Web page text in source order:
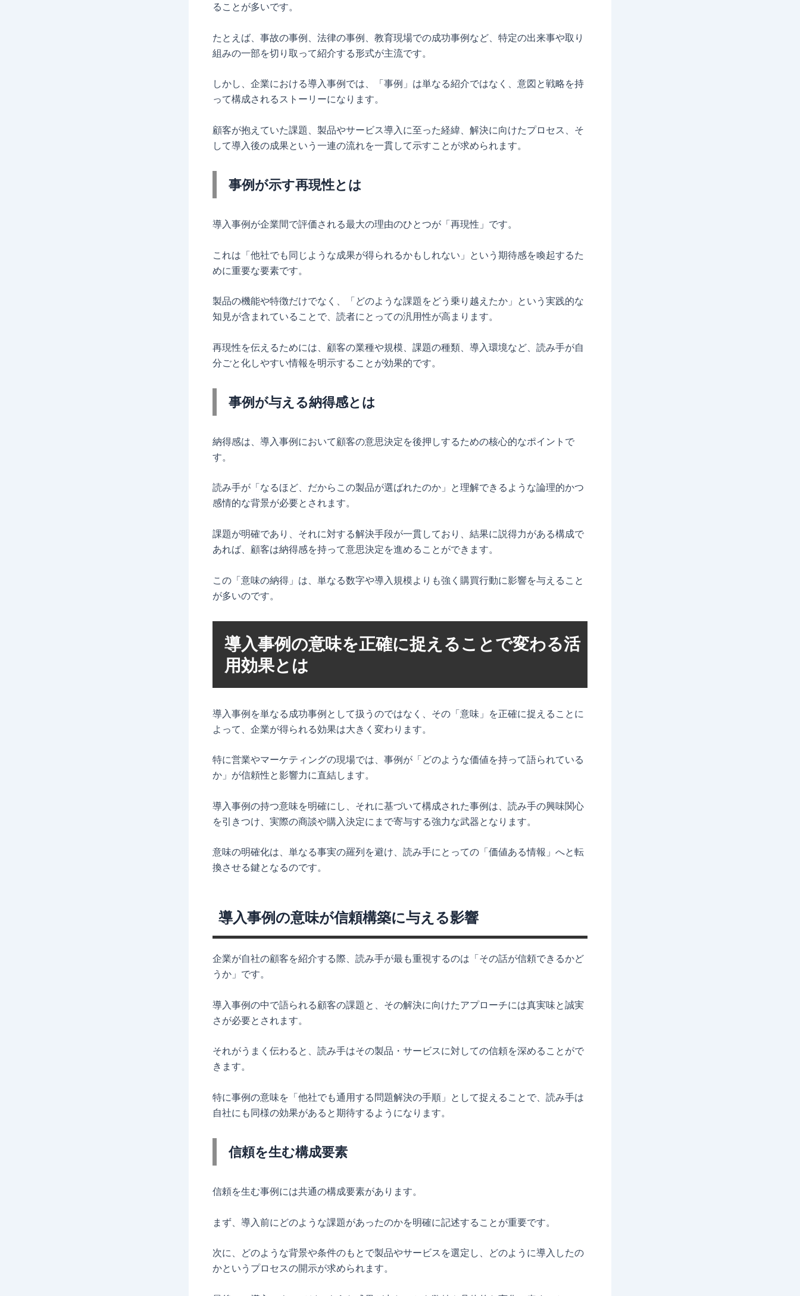
ることが多いです。
たとえば、事故の事例、法律の事例、教育現場での成功事例など、特定の出来事や取り
組みの一部を切り取って紹介する形式が主流です。
しかし、企業における導入事例では、「事例」は単なる紹介ではなく、意図と戦略を持
って構成されるストーリーになります。
顧客が抱えていた課題、製品やサービス導入に至った経緯、解決に向けたプロセス、そ
して導入後の成果という一連の流れを一貫して示すことが求められます。
事例が示す再現性とは
導入事例が企業間で評価される最大の理由のひとつが「再現性」です。
これは「他社でも同じような成果が得られるかもしれない」という期待感を喚起するた
めに重要な要素です。
製品の機能や特徴だけでなく、「どのような課題をどう乗り越えたか」という実践的な
知見が含まれていることで、読者にとっての汎用性が高まります。
再現性を伝えるためには、顧客の業種や規模、課題の種類、導入環境など、読み手が自
分ごと化しやすい情報を明示することが効果的です。
事例が与える納得感とは
納得感は、導入事例において顧客の意思決定を後押しするための核心的なポイントで
す。
読み手が「なるほど、だからこの製品が選ばれたのか」と理解できるような論理的かつ
感情的な背景が必要とされます。
課題が明確であり、それに対する解決手段が一貫しており、結果に説得力がある構成で
あれば、顧客は納得感を持って意思決定を進めることができます。
この「意味の納得」は、単なる数字や導入規模よりも強く購買行動に影響を与えること
が多いのです。
導入事例の意味を正確に捉えることで変わる活
用効果とは
導入事例を単なる成功事例として扱うのではなく、その「意味」を正確に捉えることに
よって、企業が得られる効果は大きく変わります。
特に営業やマーケティングの現場では、事例が「どのような価値を持って語られている
か」が信頼性と影響力に直結します。
導入事例の持つ意味を明確にし、それに基づいて構成された事例は、読み手の興味関心
を引きつけ、実際の商談や購入決定にまで寄与する強力な武器となります。
意味の明確化は、単なる事実の羅列を避け、読み手にとっての「価値ある情報」へと転
換させる鍵となるのです。
導入事例の意味が信頼構築に与える影響
企業が自社の顧客を紹介する際、読み手が最も重視するのは「その話が信頼できるかど
うか」です。
導入事例の中で語られる顧客の課題と、その解決に向けたアプローチには真実味と誠実
さが必要とされます。
それがうまく伝わると、読み手はその製品・サービスに対しての信頼を深めることがで
きます。
特に事例の意味を「他社でも通用する問題解決の手順」として捉えることで、読み手は
自社にも同様の効果があると期待するようになります。
信頼を生む構成要素
信頼を生む事例には共通の構成要素があります。
まず、導入前にどのような課題があったのかを明確に記述することが重要です。
次に、どのような背景や条件のもとで製品やサービスを選定し、どのように導入したの
かというプロセスの開示が求められます。